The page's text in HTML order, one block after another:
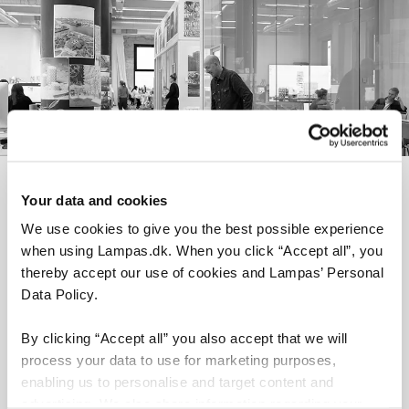
Your data and cookies
We use cookies to give you the best possible experience
when using Lampas.dk. When you click “Accept all”, you
thereby accept our use of cookies and Lampas’ Personal
Data Policy.
By clicking “Accept all” you also accept that we will
process your data to use for marketing purposes,
enabling us to personalise and target content and
Har du spørgsmål?
Mangler du svar på noget, før du kan komme
videre med dit lampekøb? Vi sidder klar ved
er for små eller store. Send en besked eller ring
til os på +45 6916 0300, så hjælper vi dig
hurtigst muligt.